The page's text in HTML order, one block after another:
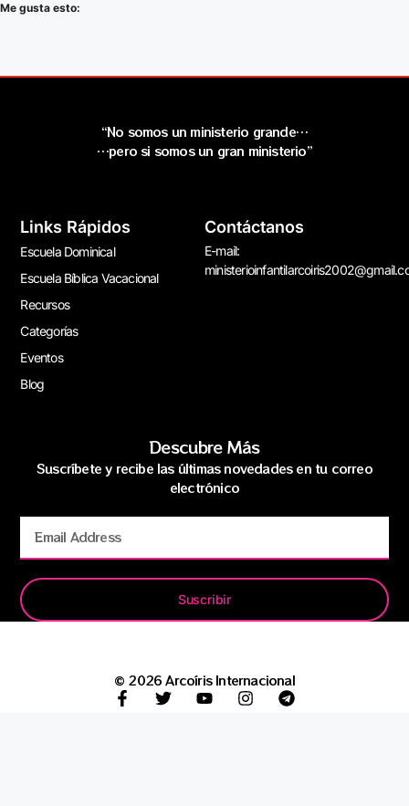
Me gusta esto:
“No somos un ministerio grande…
…pero si somos un gran ministerio”
Links Rápidos
Escuela Dominical
Escuela Bíblica Vacacional
Recursos
Categorías
Eventos
Blog
Contáctanos
E-mail:
Descubre Más
Suscríbete y recibe las últimas novedades en tu correo
electrónico
Suscribir
© 2026 Arcoíris Internacional